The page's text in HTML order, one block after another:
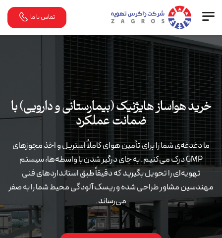
تماس با ما
خرید هواساز هایژنیک (بیمارستانی و دارویی) با
ضمانت عملکرد
ما دغدغه‌ی شما را برای تأمین هوای کاملاً استریل و اخذ مجوزهای
GMP درک می‌کنیم. به جای درگیر شدن با واسطه‌ها، سیستم
تهویه‌ای را تحویل بگیرید که دقیقاً طبق استانداردهای فنی
مهندسین مشاور طراحی شده و ریسک آلودگی محیط شما را به صفر
می‌رساند.